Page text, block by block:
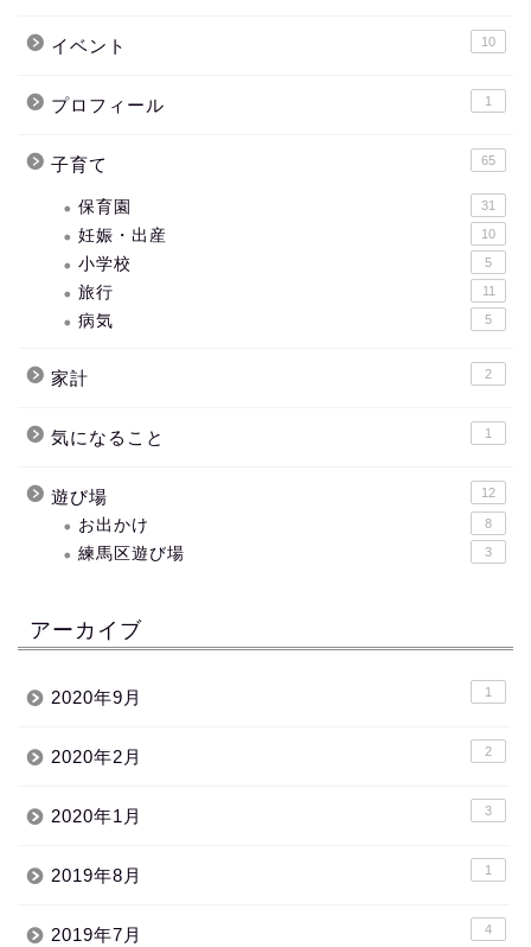
イベント 10
プロフィール 1
子育て 65
保育園 31
妊娠・出産 10
小学校 5
旅行 11
病気 5
家計 2
気になること 1
遊び場 12
お出かけ 8
練馬区遊び場 3
アーカイブ
2020年9月 1
2020年2月 2
2020年1月 3
2019年8月 1
2019年7月 4